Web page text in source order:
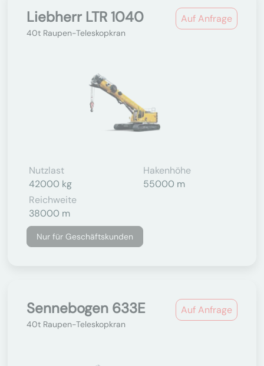
Auf Anfrage
Liebherr LTR 1040
40t Raupen-Teleskopkran
Nutzlast
42000 kg
Hakenhöhe
55000 m
Reichweite
38000 m
Nur für Geschäftskunden
Auf Anfrage
Sennebogen 633E
40t Raupen-Teleskopkran